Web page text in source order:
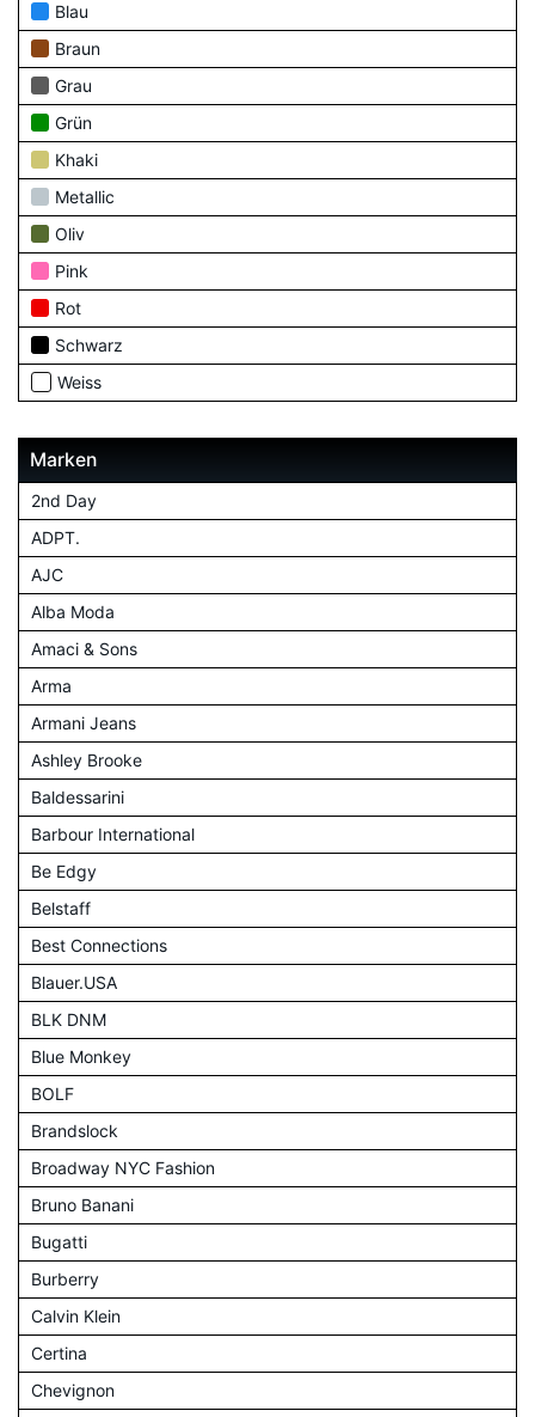
Blau
Braun
Grau
Grün
Khaki
Metallic
Oliv
Pink
Rot
Schwarz
Weiss
Marken
2nd Day
ADPT.
AJC
Alba Moda
Amaci & Sons
Arma
Armani Jeans
Ashley Brooke
Baldessarini
Barbour International
Be Edgy
Belstaff
Best Connections
Blauer.USA
BLK DNM
Blue Monkey
BOLF
Brandslock
Broadway NYC Fashion
Bruno Banani
Bugatti
Burberry
Calvin Klein
Certina
Chevignon